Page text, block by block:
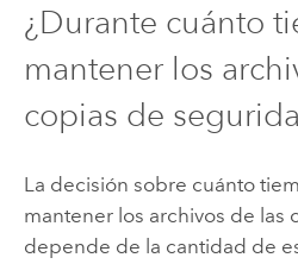
¿Durante cuánto
mantener los
copias de
La decisión sobre cuánto
mantener los archivos de las
depende de la cantidad de